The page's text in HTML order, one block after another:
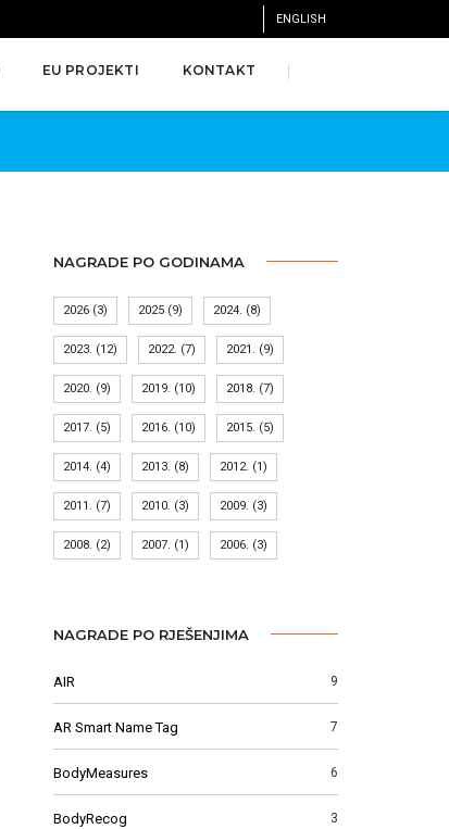
ENGLISH
EU PROJEKTI KONTAKT
NAGRADE PO GODINAMA
2026(3) 2025(9) 2024. (8)
2023. (12) 2022. (7) 2021. (9)
2020. (9) 2019. (10) 2018. (7)
2017. (5) 2016. (10) 2015. (5)
2014. (4) 2013. (8) 2012. (1)
2011. (7) 2010. (3) 2009. (3)
2008. (2) 2007. (1) 2006. (3)
NAGRADE PO RJEŠENJIMA
AIR 9
AR Smart Name Tag 7
BodyMeasures 6
BodyRecog 3